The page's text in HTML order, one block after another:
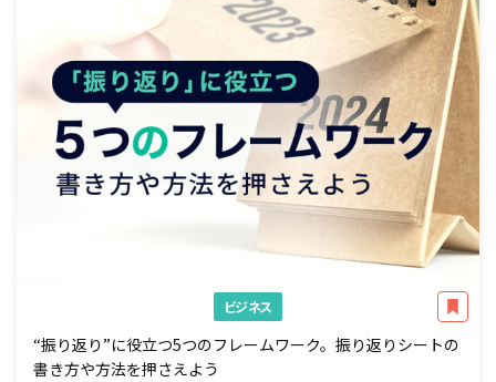
ビジネス
“振り返り”に役立つ5つのフレームワーク。振り返りシートの
書き方や方法を押さえよう